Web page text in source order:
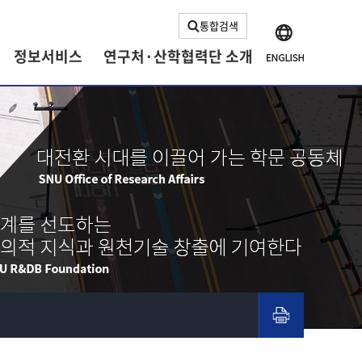
통합검색
정보서비스 연구처·산학협력단 소개